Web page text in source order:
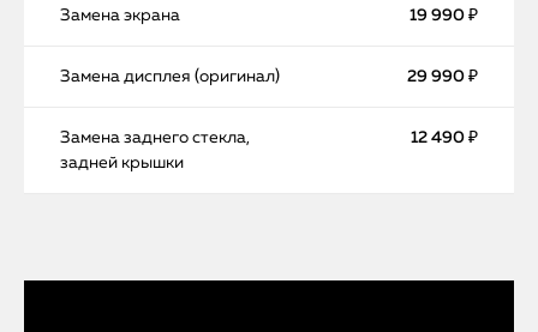
Замена экрана 19 990 ₽
Замена дисплея (оригинал) 29 990 ₽
Замена заднего стекла,
задней крышки
12 490 ₽